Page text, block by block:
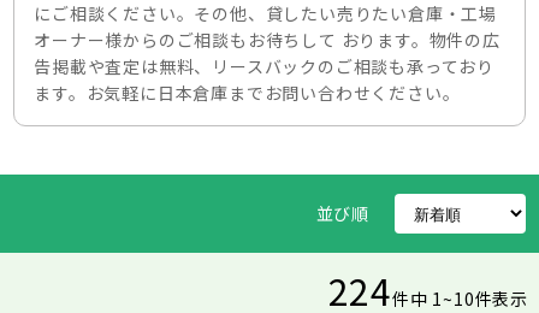
にご相談ください。その他、貸したい売りたい倉庫・工場
オーナー様からのご相談もお待ちして おります。物件の広
告掲載や査定は無料、リースバックのご相談も承っており
ます。お気軽に日本倉庫までお問い合わせください。
並び順
224件中 1~10件表示